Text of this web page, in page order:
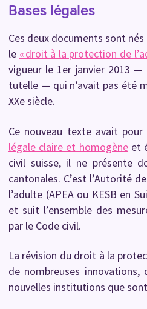
Bases légales
Ces deux documents sont
le « droit à la protection de
vigueur le 1er janvier 2013
tutelle — qui n’avait pas été
XXe siècle.
Ce nouveau texte avait pour
légale claire et homogèneet
civil suisse, il ne présente
cantonales. C’est l’Autorité
l’adulte (APEA ou KESB en
et suit l’ensemble des
par le Code civil.
La révision du droit à la
de nombreuses
nouvelles institutions que